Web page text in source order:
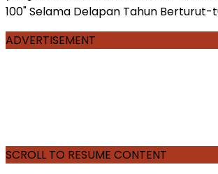
100" Selama Delapan Tahun Berturut-
ADVERTISEMENT
SCROLL TO RESUME CONTENT